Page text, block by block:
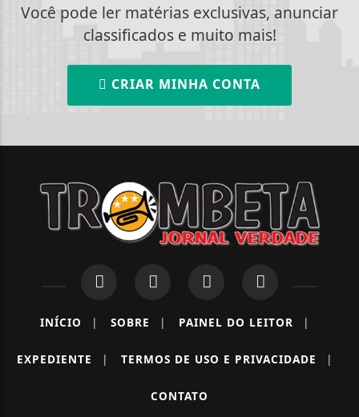
Você pode ler matérias exclusivas, anunciar
classificados e muito mais!
CRIAR MINHA CONTA
INÍCIO | SOBRE | PAINEL DO LEITOR |
EXPEDIENTE | TERMOS DE USO E PRIVACIDADE |
CONTATO